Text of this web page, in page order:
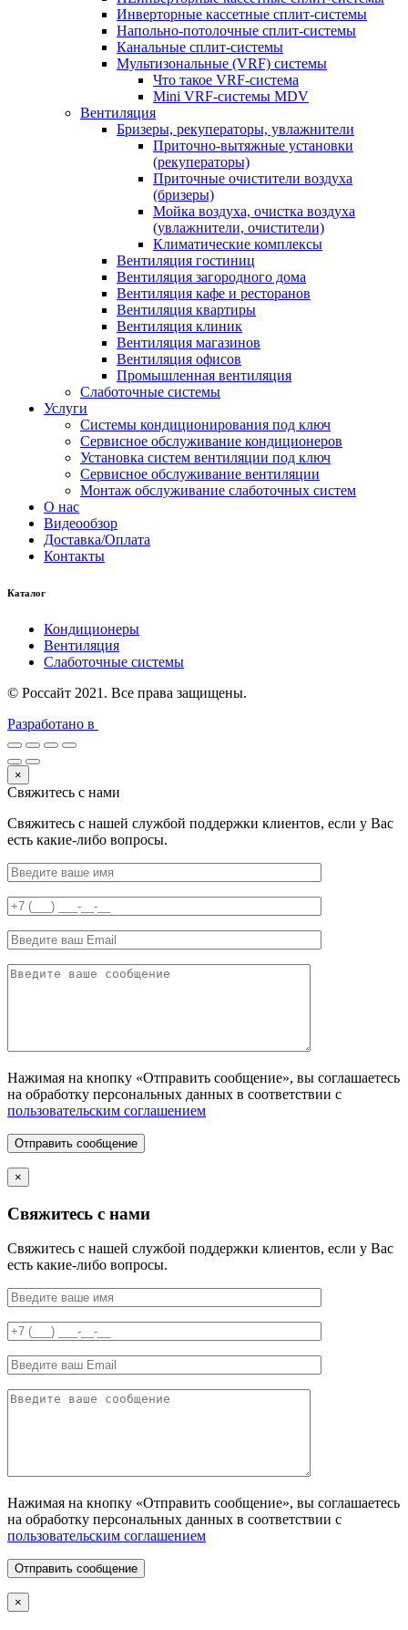
Инверторные кассетные сплит-системы
Напольно-потолочные сплит-системы
Канальные сплит-системы
Мультизональные (VRF) системы
Что такое VRF-система
Mini VRF-системы MDV
Вентиляция
Бризеры, рекуператоры, увлажнители
Приточно-вытяжные установки
(рекуператоры)
Приточные очистители воздуха
(бризеры)
Мойка воздуха, очистка воздуха
(увлажнители, очистители)
Климатические комплексы
Вентиляция гостиниц
Вентиляция загородного дома
Вентиляция кафе и ресторанов
Вентиляция квартиры
Вентиляция клиник
Вентиляция магазинов
Вентиляция офисов
Промышленная вентиляция
Слаботочные системы
Услуги
Системы кондиционирования под ключ
Сервисное обслуживание кондиционеров
Установка систем вентиляции под ключ
Сервисное обслуживание вентиляции
Монтаж обслуживание слаботочных систем
О нас
Видеообзор
Доставка/Оплата
Контакты
Каталог
Кондиционеры
Вентиляция
Слаботочные системы
© Россайт 2021. Все права защищены.
Разработано в
×
Свяжитесь с нами
Свяжитесь с нашей службой поддержки клиентов, если у Вас
есть какие-либо вопросы.
Нажимая на кнопку «Отправить сообщение», вы соглашаетесь
на обработку персональных данных в соответствии с
пользовательским соглашением
Отправить сообщение
×
Свяжитесь с нами
Свяжитесь с нашей службой поддержки клиентов, если у Вас
есть какие-либо вопросы.
Нажимая на кнопку «Отправить сообщение», вы соглашаетесь
на обработку персональных данных в соответствии с
пользовательским соглашением
Отправить сообщение
×